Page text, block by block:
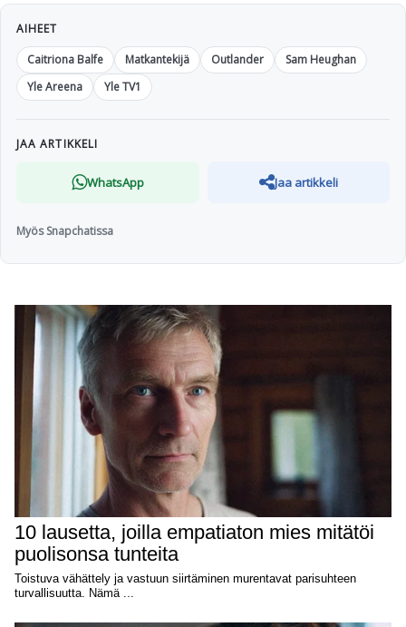
AIHEET
Caitriona Balfe
Matkantekijä Outlander
Sam Heughan
Yle Areena
Yle TV1
JAA ARTIKKELI
WhatsApp Jaa artikkeli
Myös Snapchatissa